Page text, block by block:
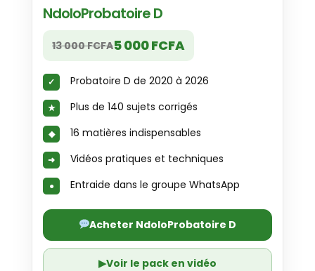
NdoloProbatoire D
13 000 FCFA5 000 FCFA
Probatoire D de 2020 à 2026
Plus de 140 sujets corrigés
16 matières indispensables
Vidéos pratiques et techniques
Entraide dans le groupe WhatsApp
Acheter NdoloProbatoire D
▶Voir le pack en vidéo